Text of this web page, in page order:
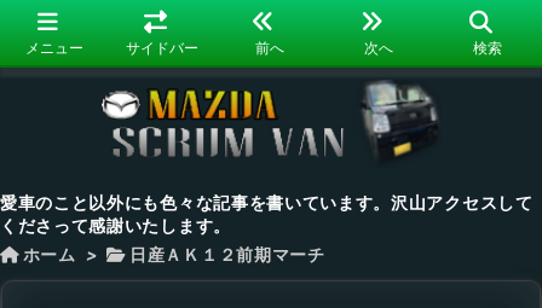
メニュー サイドバー 前へ 次へ 検索
愛車のこと以外にも色々な記事を書いています。沢山アクセスして
くださって感謝いたします。
ホーム > 日産ＡＫ１２前期マーチ